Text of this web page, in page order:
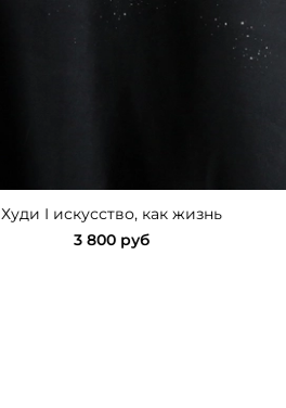
Худи I искусство, как жизнь
3 800 руб